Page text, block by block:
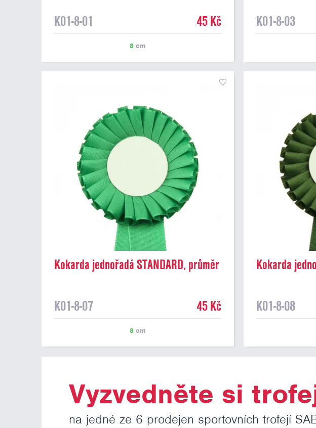
K01-8-01
45 Kč
8 cm
K01-8-03
Kokarda jednořadá STANDARD, průměr
K01-8-07
45 Kč
8 cm
Kokarda
K01-8-08
Vyzvedněte si
na jedné ze 6 prodejen sportovních trofejí